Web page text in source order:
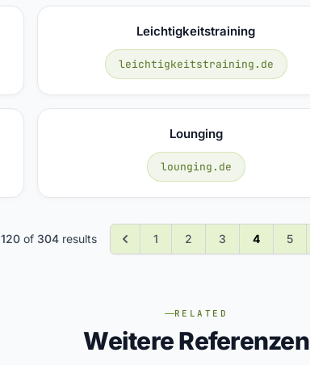
Leichtigkeitstraining
leichtigkeitstraining.de
Lounging
lounging.de
120 of 304 results 1 2 3 4 5
RELATED
Weitere Referenzen